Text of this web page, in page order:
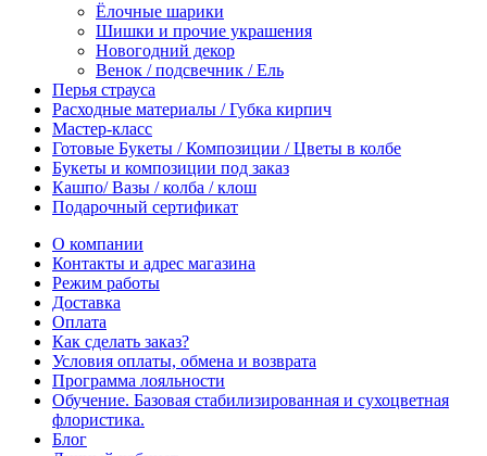
Ёлочные шарики
Шишки и прочие украшения
Новогодний декор
Венок / подсвечник / Ель
Перья страуса
Расходные материалы / Губка кирпич
Мастер-класс
Готовые Букеты / Композиции / Цветы в колбе
Букеты и композиции под заказ
Кашпо/ Вазы / колба / клош
Подарочный сертификат
О компании
Контакты и адрес магазина
Режим работы
Доставка
Оплата
Как сделать заказ?
Условия оплаты, обмена и возврата
Программа лояльности
Обучение. Базовая стабилизированная и сухоцветная
флористика.
Блог